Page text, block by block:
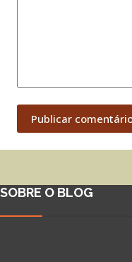
Publicar
SOBRE O BLOG